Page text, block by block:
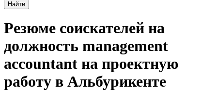
Найти
Резюме соискателей на
должность management
accountant на проектную
работу в Альбурикенте